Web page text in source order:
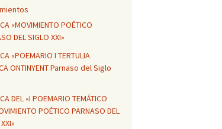
«MOVIMIENTO POÉTICO
DEL SIGLO XXI»
«POEMARIO I TERTULIA
ONTINYENT Parnaso del Siglo
DEL «I POEMARIO TEMÁTICO
POÉTICO PARNASO DEL